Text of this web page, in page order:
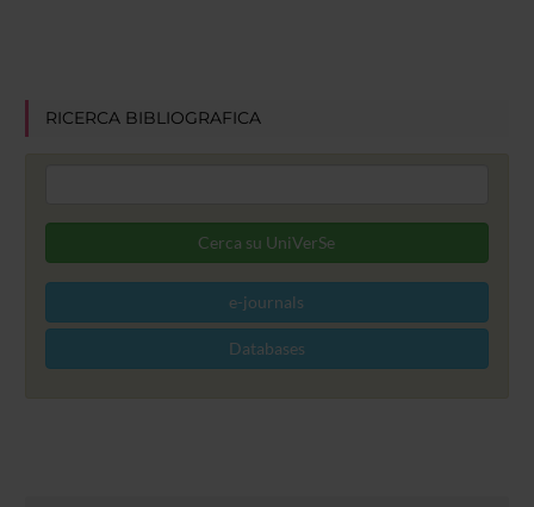
RICERCA BIBLIOGRAFICA
e-journals
Databases